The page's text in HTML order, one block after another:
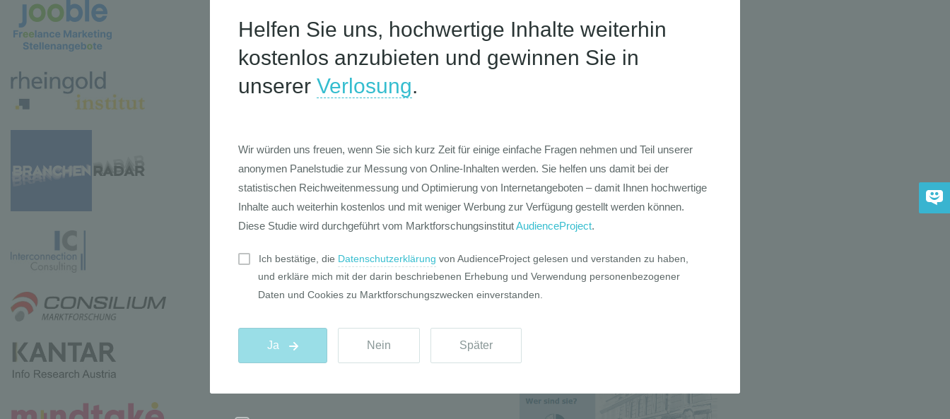
Die Werte-Landkarte der
Deutschen 2030